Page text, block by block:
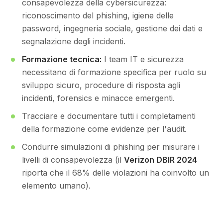
consapevolezza della cybersicurezza:
riconoscimento del phishing, igiene delle
password, ingegneria sociale, gestione dei dati e
segnalazione degli incidenti.
Formazione tecnica: I team IT e sicurezza
necessitano di formazione specifica per ruolo su
sviluppo sicuro, procedure di risposta agli
incidenti, forensics e minacce emergenti.
Tracciare e documentare tutti i completamenti
della formazione come evidenze per l'audit.
Condurre simulazioni di phishing per misurare i
livelli di consapevolezza (il Verizon DBIR 2024
riporta che il 68% delle violazioni ha coinvolto un
elemento umano).